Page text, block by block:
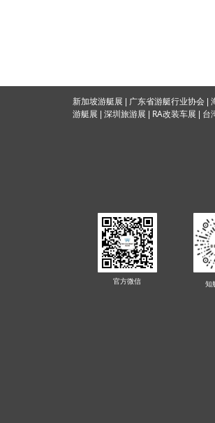
官方微信
新加坡游艇展 广东省游艇行业协会
游艇展
深圳旅游展 RA改装车展 台
知